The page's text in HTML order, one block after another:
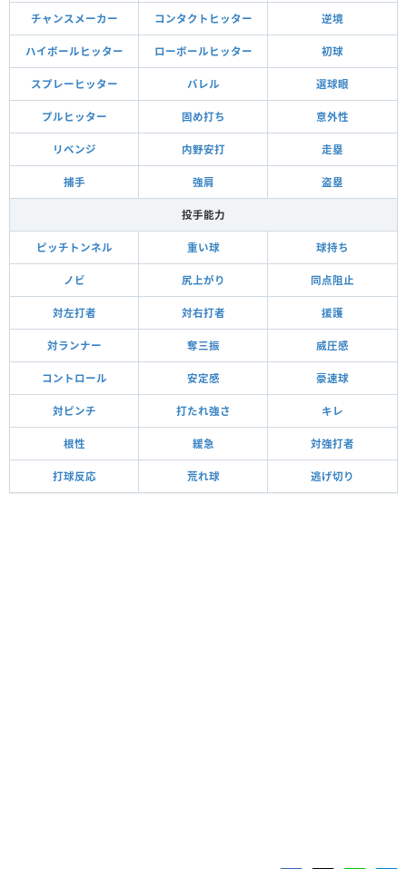
チャンスメーカー コンタクトヒッター 逆境
ハイボールヒッター ローボールヒッター 初球
スプレーヒッター バレル 選球眼
プルヒッター 固め打ち 意外性
リベンジ 内野安打 走塁
捕手 強肩 盗塁
投手能力
ピッチトンネル 重い球 球持ち
ノビ 尻上がり 同点阻止
対左打者 対右打者 援護
対ランナー 奪三振 威圧感
コントロール 安定感 豪速球
対ピンチ 打たれ強さ キレ
根性 緩急 対強打者
打球反応 荒れ球 逃げ切り